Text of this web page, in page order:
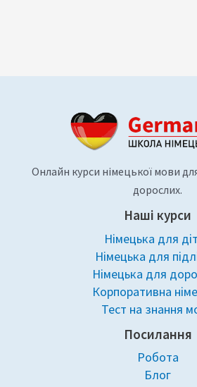
Онлайн курси німецької мови для
дорослих.
Наші курси
Німецька для
Німецька для
Німецька для
Корпоративна
Тест на знання
Посилання
Робота
Блог